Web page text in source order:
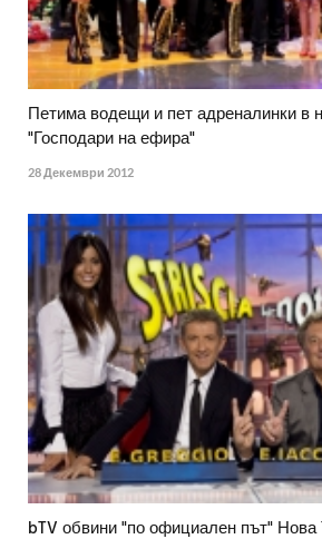
Петима водещи и пет адреналинки в
"Господари на ефира"
28 Декември 2012
bTV обвини "по официален път"